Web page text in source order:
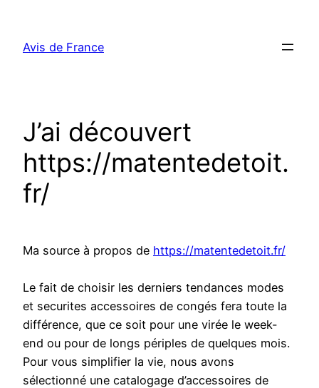
contenu
Avis de France
J’ai découvert
https://matentedetoit.
fr/
Ma source à propos de https://matentedetoit.fr/
Le fait de choisir les derniers tendances modes
et securites accessoires de congés fera toute la
différence, que ce soit pour une virée le week-
end ou pour de longs périples de quelques mois.
Pour vous simplifier la vie, nous avons
sélectionné une catalogage d’accessoires de